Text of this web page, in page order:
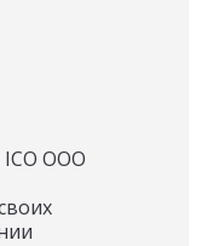
ICO ООО